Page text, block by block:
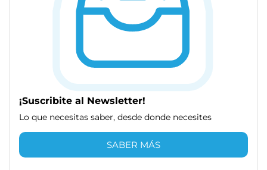
¡Suscribite al Newsletter!
Lo que necesitas saber, desde donde necesites
SABER MÁS